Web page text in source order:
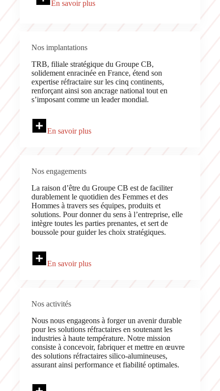
En savoir plus
Nos implantations
TRB, filiale stratégique du Groupe CB,
solidement enracinée en France, étend son
expertise réfractaire sur les cinq continents,
renforçant ainsi son ancrage national tout en
s’imposant comme un leader mondial.
En savoir plus
Nos engagements
La raison d’être du Groupe CB est de faciliter
durablement le quotidien des Femmes et des
Hommes à travers ses équipes, produits et
solutions. Pour donner du sens à l’entreprise, elle
intègre toutes les parties prenantes, et sert de
boussole pour guider les choix stratégiques.
En savoir plus
Nos activités
Nous nous engageons à forger un avenir durable
pour les solutions réfractaires en soutenant les
industries à haute température. Notre mission
consiste à concevoir, fabriquer et mettre en œuvre
des solutions réfractaires silico-alumineuses,
assurant ainsi performance et fiabilité optimales.